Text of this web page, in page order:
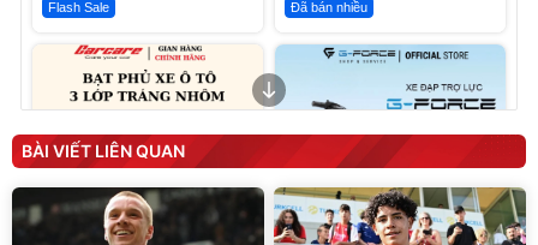
Flash Sale Đã bán nhiều
BÀI VIẾT LIÊN QUAN